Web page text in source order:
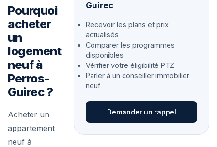
Pourquoi
acheter
un
logement
neuf à
Perros-
Guirec ?
Acheter un
appartement
neuf à
Guirec
Recevoir les plans et prix
actualisés
Comparer les programmes
disponibles
Vérifier votre éligibilité PTZ
Parler à un conseiller immobilier
neuf
Demander un rappel